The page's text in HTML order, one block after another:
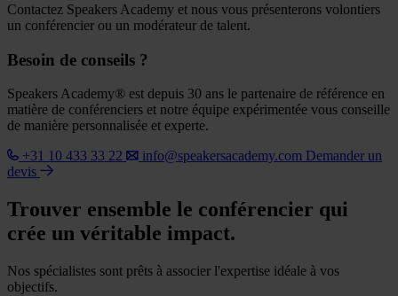
Contactez Speakers Academy et nous vous présenterons volontiers
un conférencier ou un modérateur de talent.
Besoin de conseils ?
Speakers Academy® est depuis 30 ans le partenaire de référence en
matière de conférenciers et notre équipe expérimentée vous conseille
de manière personnalisée et experte.
+31 10 433 33 22
info@speakersacademy.com Demander un
devis
Trouver ensemble le conférencier qui
crée un véritable impact.
Nos spécialistes sont prêts à associer l'expertise idéale à vos
objectifs.